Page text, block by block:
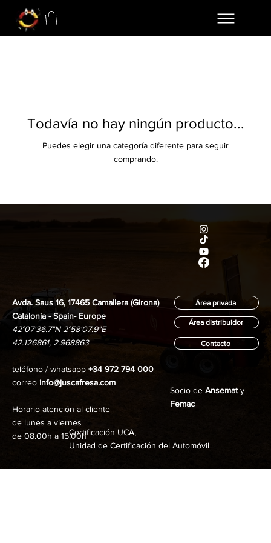
Todavía no hay ningún producto...
Puedes elegir una categoría diferente para seguir
comprando.
Avda. Saus 16, 17465 Camallera (Girona)
Catalonia - Spain- Europe
42°07'36.7"N 2°58'07.9"E
42.126861, 2.968863
teléfono / whatsapp+34 972 794 000
correo info@juscafresa.com
Horario atención al cliente
de lunes a viernes
de 08.00h a 15.00hCertificación UCA,
Unidad de Certificación del Automóvil
Área privada
Área distribuidor
Contacto
Socio de Ansematy
Femac